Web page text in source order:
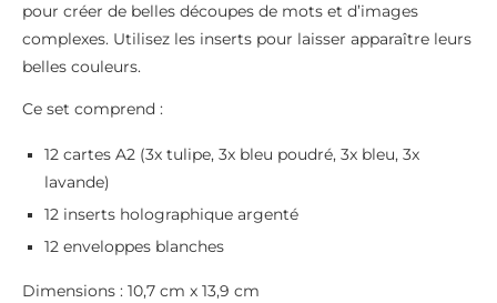
pour créer de belles découpes de mots et d’images
complexes. Utilisez les inserts pour laisser apparaître leurs
belles couleurs.
Ce set comprend :
12 cartes A2 (3x tulipe, 3x bleu poudré, 3x bleu, 3x
lavande)
12 inserts holographique argenté
12 enveloppes blanches
Dimensions : 10,7 cm x 13,9 cm